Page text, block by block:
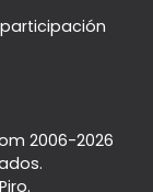
2006-2026